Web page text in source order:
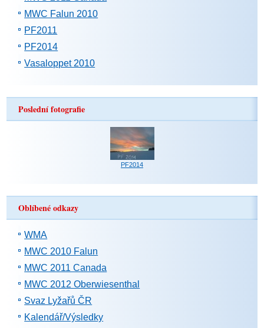
MWC Falun 2010
PF2011
PF2014
Vasaloppet 2010
Poslední fotografie
PF2014
Oblíbené odkazy
WMA
MWC 2010 Falun
MWC 2011 Canada
MWC 2012 Oberwiesenthal
Svaz Lyžařů ČR
Kalendář/Výsledky